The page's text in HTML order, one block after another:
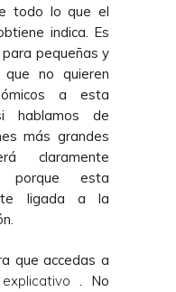
todo lo que el
indica. Es
pequeñas y
no quieren
a esta
hablamos de
más grandes
claramente
porque esta
ligada a la
que accedas a
. No